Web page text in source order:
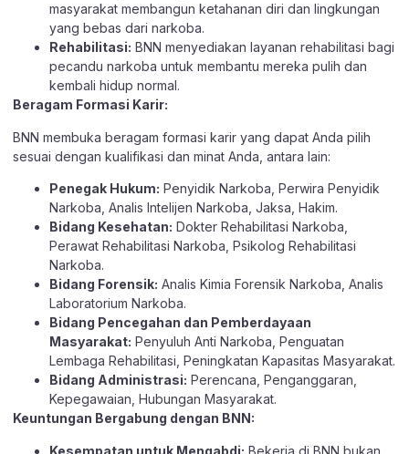
masyarakat membangun ketahanan diri dan lingkungan
yang bebas dari narkoba.
Rehabilitasi: BNN menyediakan layanan rehabilitasi bagi
pecandu narkoba untuk membantu mereka pulih dan
kembali hidup normal.
Beragam Formasi Karir:
BNN membuka beragam formasi karir yang dapat Anda pilih
sesuai dengan kualifikasi dan minat Anda, antara lain:
Penegak Hukum: Penyidik Narkoba, Perwira Penyidik
Narkoba, Analis Intelijen Narkoba, Jaksa, Hakim.
Bidang Kesehatan: Dokter Rehabilitasi Narkoba,
Perawat Rehabilitasi Narkoba, Psikolog Rehabilitasi
Narkoba.
Bidang Forensik: Analis Kimia Forensik Narkoba, Analis
Laboratorium Narkoba.
Bidang Pencegahan dan Pemberdayaan
Masyarakat: Penyuluh Anti Narkoba, Penguatan
Lembaga Rehabilitasi, Peningkatan Kapasitas Masyarakat.
Bidang Administrasi: Perencana, Penganggaran,
Kepegawaian, Hubungan Masyarakat.
Keuntungan Bergabung dengan BNN:
Kesempatan untuk Mengabdi: Bekerja di BNN bukan